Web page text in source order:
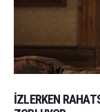
İZLERKEN